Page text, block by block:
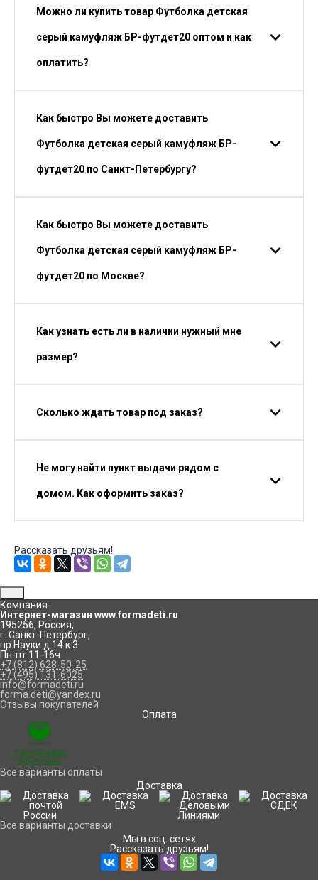
Можно ли купить товар Футболка детская
серый камуфляж БР-футдет20 оптом и как
оплатить?
Как быстро Вы можете доставить
Футболка детская серый камуфляж БР-
футдет20 по Санкт-Петербургу?
Как быстро Вы можете доставить
Футболка детская серый камуфляж БР-
футдет20 по Москве?
Как узнать есть ли в наличии нужный мне
размер?
Сколько ждать товар под заказ?
Не могу найти пункт выдачи рядом с
домом. Как оформить заказ?
Рассказать друзьям!
Компания
Интернет-магазин www.formadeti.ru
195256, Россия,
г. Санкт-Петербург,
пр.Науки д.14 к.3
Пн-пт 11-16ч
+7 (812) 628-50-25
+7 (495) 131-6025
info@formadeti.ru
forma.deti@yandex.ru
Отзывы покупателей
Оплата
Все варианты оплаты
Доставка
Все варианты доставки
Мы в соц. сетях
Рассказать друзьям!